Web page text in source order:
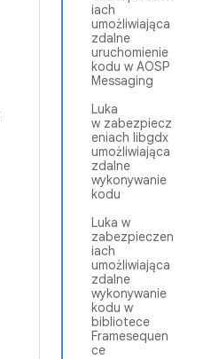
iach
umożliwiająca
zdalne
uruchomienie
kodu w AOSP
Messaging
Luka
w zabezpiecz
eniach libgdx
umożliwiająca
zdalne
wykonywanie
kodu
Luka w
zabezpieczen
iach
umożliwiająca
zdalne
wykonywanie
kodu w
bibliotece
Framesequen
ce